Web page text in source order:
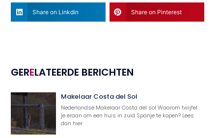
Share on Linkdin Share on Pinterest
GERELATEERDE BERICHTEN
Makelaar Costa del Sol
Nederlandse Makelaar Costa del sol Waarom twijfel
je eraan om een huis in zuid Spanje te kopen? Lees
dan hier